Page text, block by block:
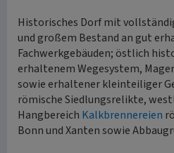
Historisches Dorf mit
und großem Bestand an gut
Fachwerkgebäuden; östlich
erhaltenem Wegesystem,
sowie erhaltener kleinteiliger
römische Siedlungsrelikte,
Hangbereich Kalkbrennereien
Bonn und Xanten sowie